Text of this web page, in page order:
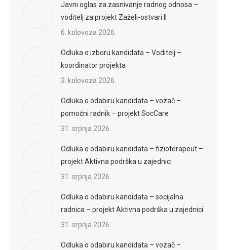
Javni oglas za zasnivanje radnog odnosa –
voditelj za projekt Zaželi-ostvari II
6. kolovoza 2026.
Odluka o izboru kandidata – Voditelj –
koordinator projekta
3. kolovoza 2026.
Odluka o odabiru kandidata – vozač –
pomoćni radnik – projekt SocCare
31. srpnja 2026.
Odluka o odabiru kandidata – fizioterapeut –
projekt Aktivna podrška u zajednici
31. srpnja 2026.
Odluka o odabiru kandidata – socijalna
radnica – projekt Aktivna podrška u zajednici
31. srpnja 2026.
Odluka o odabiru kandidata – vozač –